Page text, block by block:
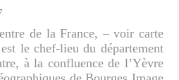
de la France, – voir carte
le chef-lieu du département
à la confluence de l’Yèvre